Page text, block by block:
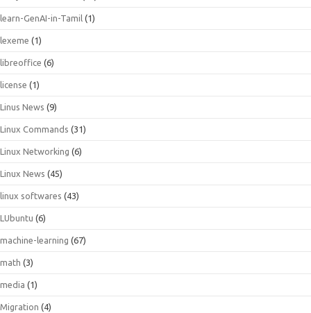
learn-GenAI-in-Tamil (1)
lexeme (1)
libreoffice (6)
license (1)
Linus News (9)
Linux Commands (31)
Linux Networking (6)
Linux News (45)
linux softwares (43)
LUbuntu (6)
machine-learning (67)
math (3)
media (1)
Migration (4)